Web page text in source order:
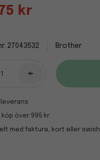
kr
27043532 Brother
+
leverans
köp över 995 kr
med faktura, kort eller swish